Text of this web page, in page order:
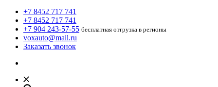
+7 8452 717 741
+7 8452 717 741
+7 904 243-57-55 бесплатная отгрузка в регионы
voxauto@mail.ru
Заказать звонок